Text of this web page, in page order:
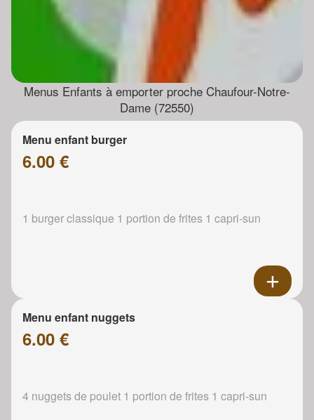
Menus Enfants à emporter proche Chaufour-Notre-
Dame (72550)
Menu enfant burger
6.00 €
1 burger classique 1 portion de frites 1 capri-sun
Menu enfant nuggets
6.00 €
4 nuggets de poulet 1 portion de frites 1 capri-sun